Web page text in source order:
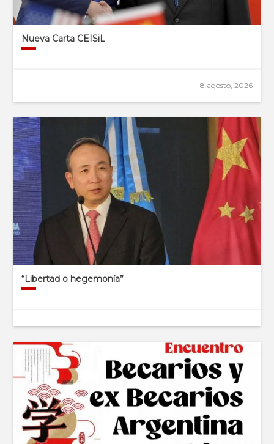
Nueva Carta CEISiL
8 agosto, 2026
“Libertad o hegemonía”